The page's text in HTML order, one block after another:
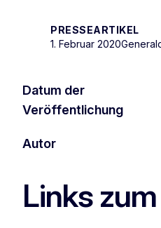
PRESSEARTIKEL
1. Februar 2020
Datum der
Veröffentlichung
Autor
Links